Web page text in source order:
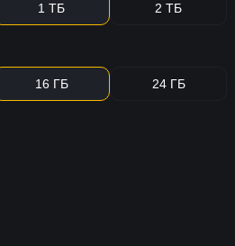
1 ТБ 2 ТБ
16 ГБ 24 ГБ